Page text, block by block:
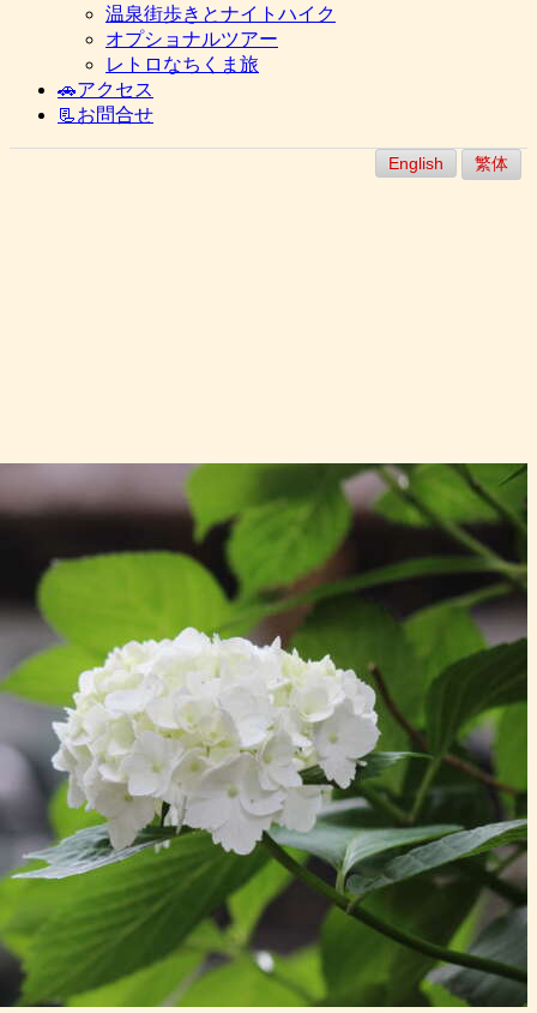
温泉街歩きとナイトハイク
オプショナルツアー
レトロなちくま旅
🚗アクセス
📃お問合せ
English 繁体